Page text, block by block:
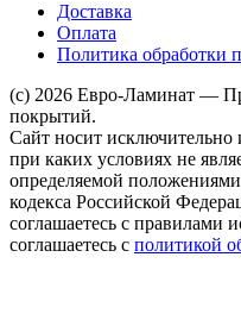
Доставка
Оплата
Политика обработки
(c) 2026 Евро-Ламинат —
покрытий.
Сайт носит
при каких условиях не
определяемой
кодекса Российской
соглашаетесь с правилами
соглашаетесь с политикой